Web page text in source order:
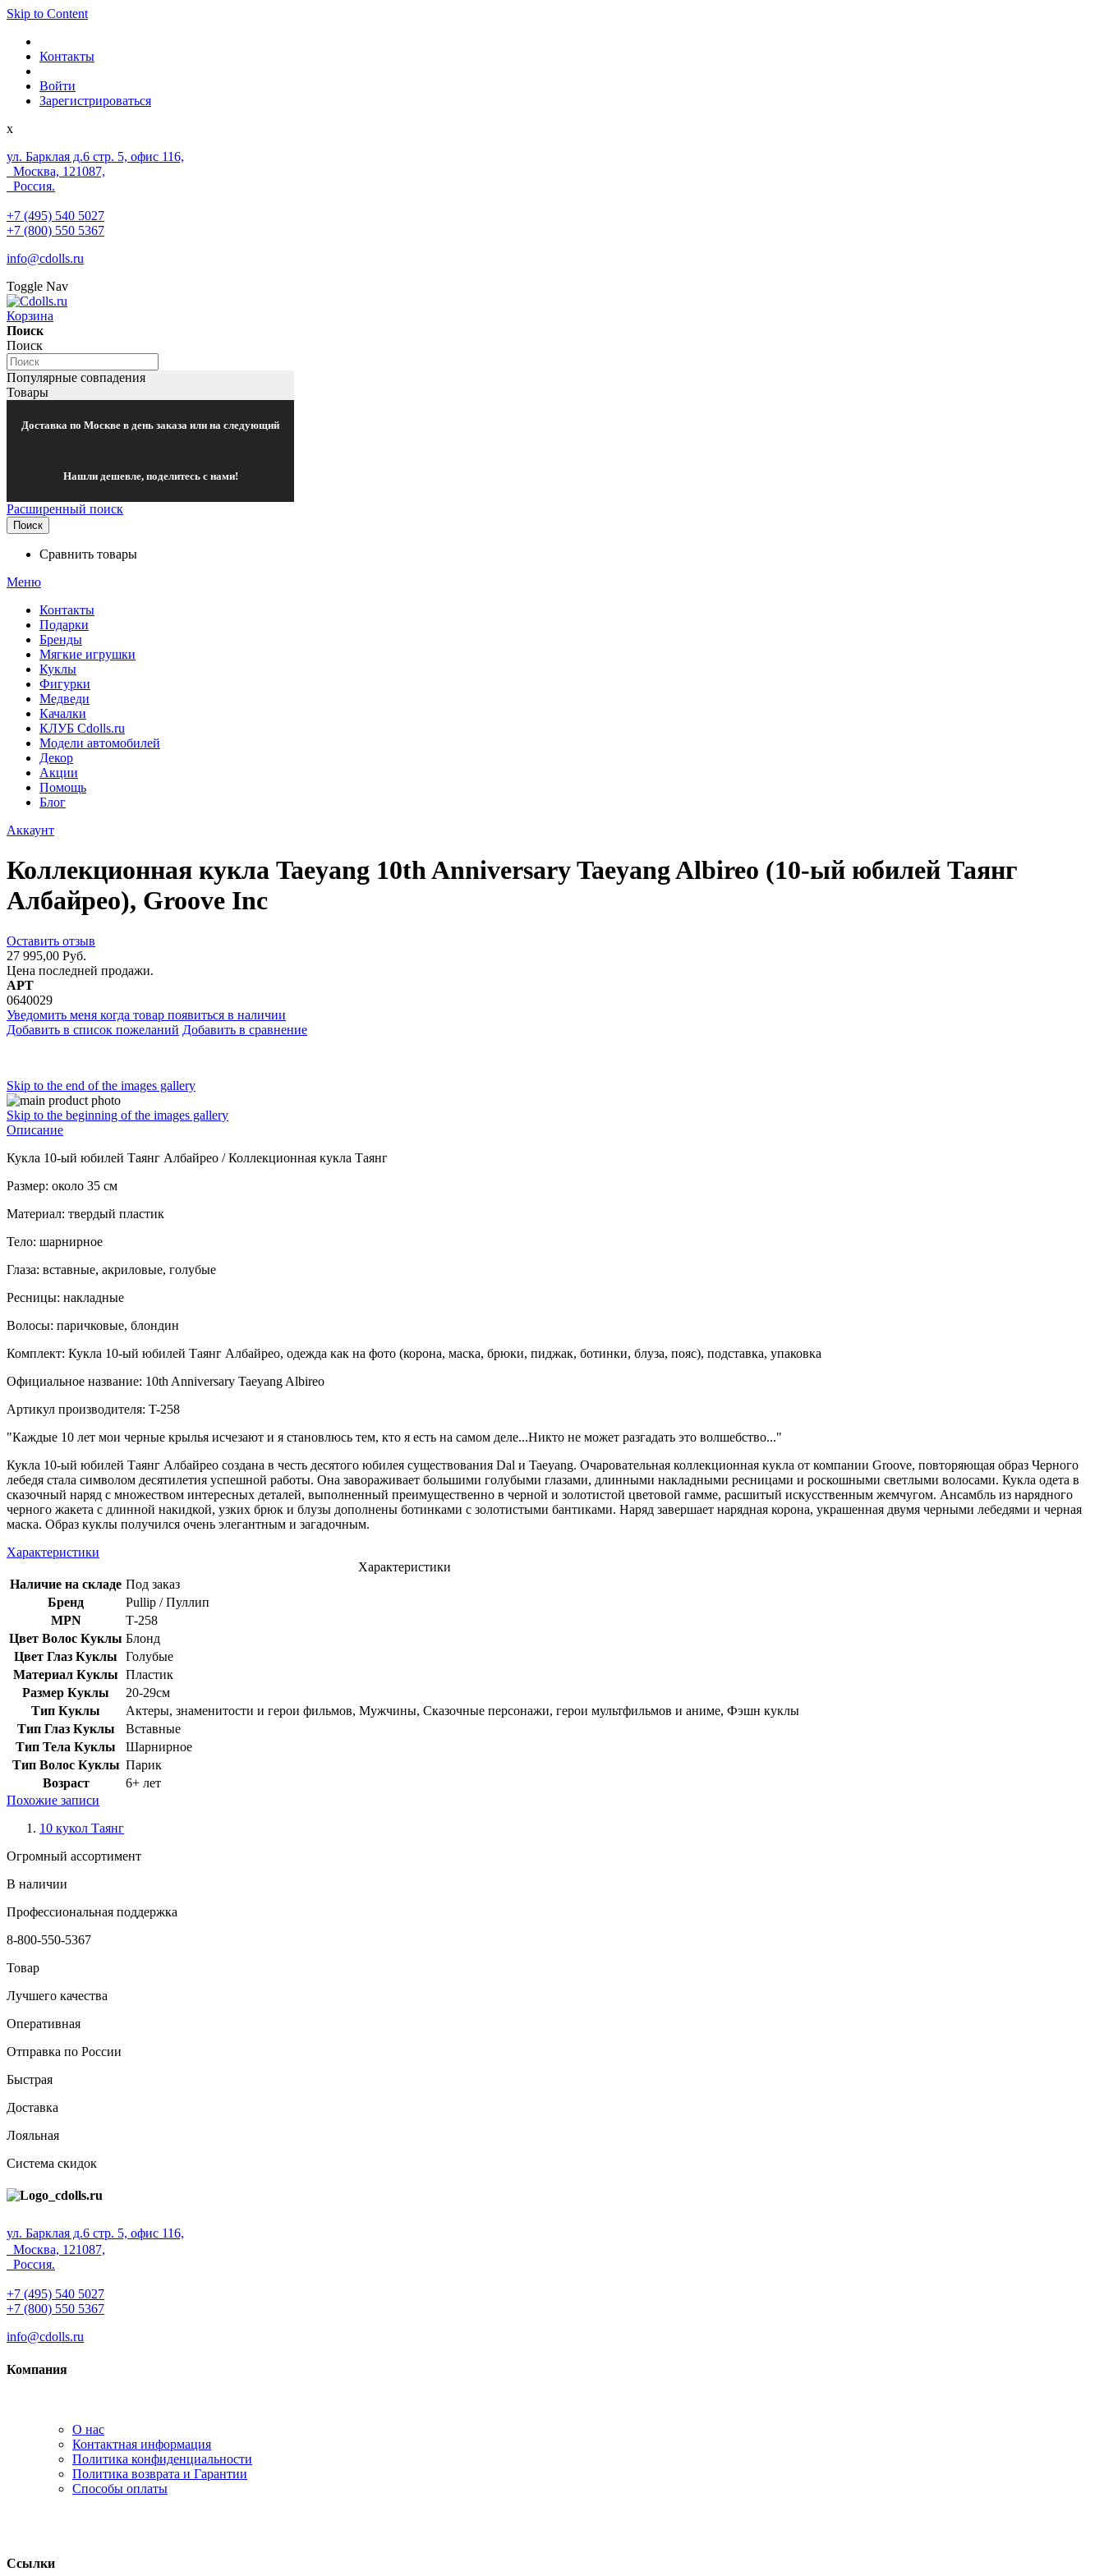
Skip to Content
Контакты
Войти
Зарегистрироваться
x
ул. Барклая д.6 стр. 5, офис 116,
Москва, 121087,
Россия.
+7 (495) 540 5027
+7 (800) 550 5367
info@cdolls.ru
Toggle Nav
Корзина
Поиск
Поиск
Популярные совпадения
Товары
Доставка по Москве в день заказа или на следующий
Нашли дешевле, поделитесь с нами!
Расширенный поиск
Поиск
Сравнить товары
Меню
Контакты
Подарки
Бренды
Мягкие игрушки
Куклы
Фигурки
Медведи
Качалки
КЛУБ Cdolls.ru
Модели автомобилей
Декор
Акции
Помощь
Блог
Аккаунт
Коллекционная кукла Taeyang 10th Anniversary Taeyang Albireo (10-ый юбилей Таянг
Албайрео), Groove Inc
Оставить отзыв
27 995,00 Руб.
Цена последней продажи.
АРТ
0640029
Уведомить меня когда товар появиться в наличии
Добавить в список пожеланий Добавить в сравнение
Skip to the end of the images gallery
Skip to the beginning of the images gallery
Описание
Кукла 10-ый юбилей Таянг Албайрео / Коллекционная кукла Таянг
Размер: около 35 см
Материал: твердый пластик
Тело: шарнирное
Глаза: вставные, акриловые, голубые
Ресницы: накладные
Волосы: паричковые, блондин
Комплект: Кукла 10-ый юбилей Таянг Албайрео, одежда как на фото (корона, маска, брюки, пиджак, ботинки, блуза, пояс), подставка, упаковка
Официальное название: 10th Anniversary Taeyang Albireo
Артикул производителя: T-258
"Каждые 10 лет мои черные крылья исчезают и я становлюсь тем, кто я есть на самом деле...Никто не может разгадать это волшебство..."
Кукла 10-ый юбилей Таянг Албайрео создана в честь десятого юбилея существования Dal и Taeyang. Очаровательная коллекционная кукла от компании Groove, повторяющая образ Черного
лебедя стала символом десятилетия успешной работы. Она завораживает большими голубыми глазами, длинными накладными ресницами и роскошными светлыми волосами. Кукла одета в
сказочный наряд с множеством интересных деталей, выполненный преимущественно в черной и золотистой цветовой гамме, расшитый искусственным жемчугом. Ансамбль из нарядного
черного жакета c длинной накидкой, узких брюк и блузы дополнены ботинками с золотистыми бантиками. Наряд завершает нарядная корона, украшенная двумя черными лебедями и черная
маска. Образ куклы получился очень элегантным и загадочным.
Характеристики
Характеристики
Наличие на складе Под заказ
Бренд
Pullip / Пуллип
MPN
Т-258
Цвет Волос Куклы Блонд
Цвет Глаз Куклы
Голубые
Материал Куклы Пластик
Размер Куклы
20-29см
Тип Куклы
Актеры, знаменитости и герои фильмов, Мужчины, Сказочные персонажи, герои мультфильмов и аниме, Фэшн куклы
Тип Глаз Куклы
Вставные
Тип Тела Куклы
Шарнирное
Тип Волос Куклы Парик
Возраст
6+ лет
Похожие записи
10 кукол Таянг
Огромный ассортимент
В наличии
Профессиональная поддержка
8-800-550-5367
Товар
Лучшего качества
Оперативная
Отправка по России
Быстрая
Доставка
Лояльная
Система скидок
ул. Барклая д.6 стр. 5, офис 116,
Москва, 121087,
Россия.
+7 (495) 540 5027
+7 (800) 550 5367
info@cdolls.ru
Компания
О нас
Контактная информация
Политика конфиденциальности
Политика возврата и Гарантии
Способы оплаты
Ссылки